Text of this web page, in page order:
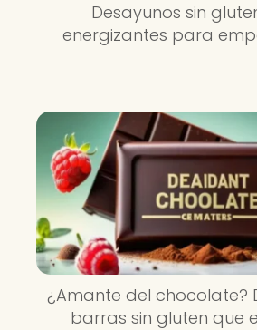
Desayunos sin
energizantes para
¿Amante del chocolate?
barras sin gluten que